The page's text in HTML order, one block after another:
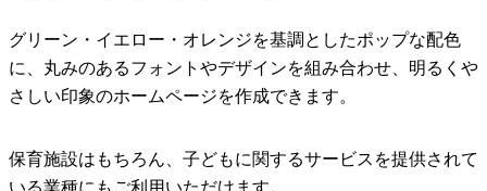
グリーン・イエロー・オレンジを基調としたポップな配色
に、丸みのあるフォントやデザインを組み合わせ、明るくや
さしい印象のホームページを作成できます。
保育施設はもちろん、子どもに関するサービスを提供されて
いる業種にもご利用いただけます。